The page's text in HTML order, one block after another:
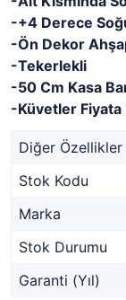
-+4 Derece
-Ön Dekor
-Tekerlekli
-50 Cm Kasa
-Küvetler Fiyata
Diğer Özellikler
Stok Kodu
Marka
Stok Durumu
Garanti (Yıl)